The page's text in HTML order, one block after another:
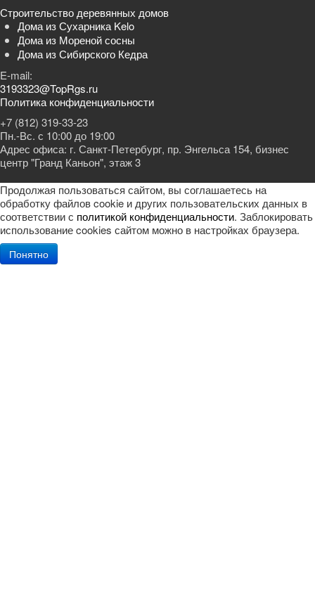
Строительство деревянных домов
Дома из Сухарника Kelo
Дома из Мореной сосны
Дома из Сибирского Кедра
E-mail:
3193323@TopRgs.ru
Политика конфиденциальности
+7 (812) 319-33-23
Пн.-Вс. с 10:00 до 19:00
Адрес офиса: г. Санкт-Петербург, пр. Энгельса 154, бизнес
центр "Гранд Каньон", этаж 3
Продолжая пользоваться сайтом, вы соглашаетесь на
обработку файлов cookie и других пользовательских данных в
соответствии с политикой конфиденциальности. Заблокировать
использование cookies сайтом можно в настройках браузера.
Понятно